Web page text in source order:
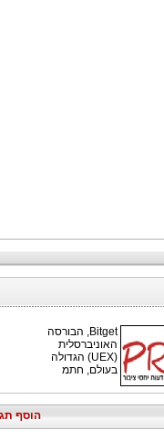
Bitget, הבורסה
האוניברסלית
(UEX) הגדולה
בעולם, חתמ
הוסף